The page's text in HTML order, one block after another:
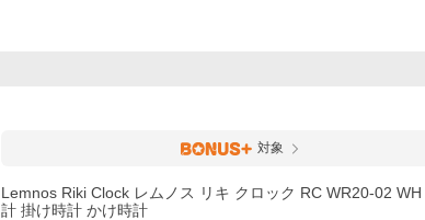
対象
Lemnos Riki Clock レムノス リキ クロック RC WR20-02
計 掛け時計 かけ時計